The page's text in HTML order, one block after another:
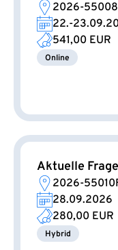
2026-
22.-
541,00 EUR
Online
Aktuelle
2026-
28.09.2026
280,00 EUR
Hybrid